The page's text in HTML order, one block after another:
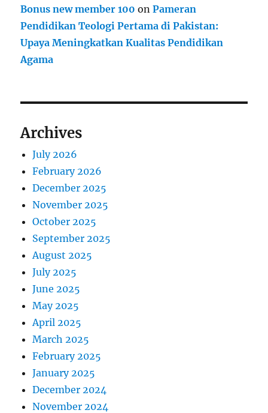
Bonus new member 100 onPameran
Pendidikan Teologi Pertama di Pakistan:
Upaya Meningkatkan Kualitas Pendidikan
Agama
Archives
July 2026
February 2026
December 2025
November 2025
October 2025
September 2025
August 2025
July 2025
June 2025
May 2025
April 2025
March 2025
February 2025
January 2025
December 2024
November 2024